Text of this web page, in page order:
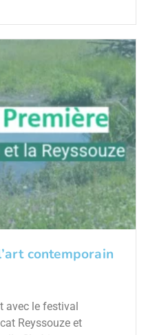
contemporain
avec le festival
Reyssouze et